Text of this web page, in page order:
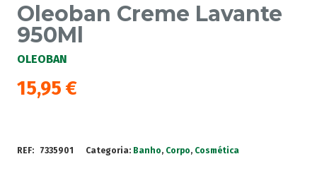
Oleoban Creme Lavante
950Ml
OLEOBAN
15,95 €
REF: 7335901 Categoria: Banho, Corpo, Cosmética